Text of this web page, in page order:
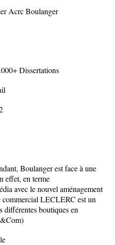
Acrc Boulanger
Dissertations
Boulanger est face à une
effet, en terme
avec le nouvel aménagement
commercial LECLERC est un
différentes boutiques en